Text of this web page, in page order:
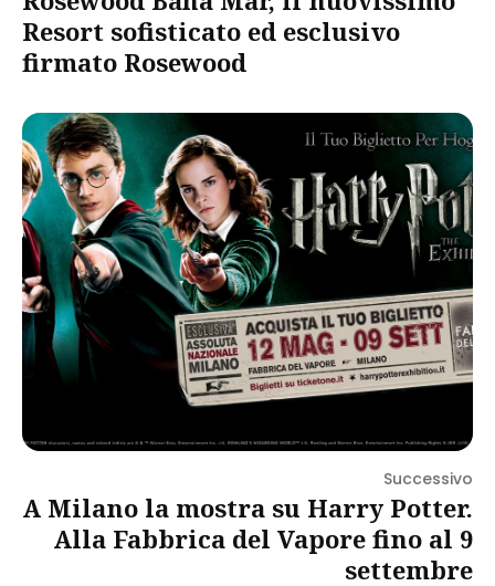
Resort sofisticato ed esclusivo
firmato Rosewood
Successivo
A Milano la mostra su Harry Potter.
Alla Fabbrica del Vapore fino al 9
settembre